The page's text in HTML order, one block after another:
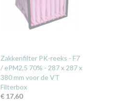
Zakkenfilter PK-reeks - F7
/ ePM2,5 70% - 287 x 287 x
380 mm voor de VT
Filterbox
€ 17,60